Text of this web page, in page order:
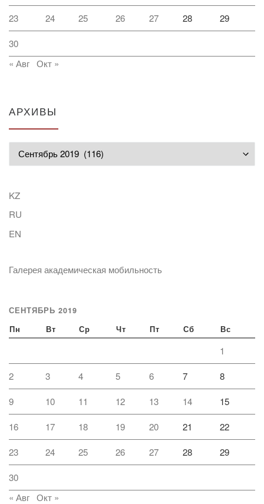
23 24 25 26 27 28 29
30
« Авг Окт »
АРХИВЫ
KZ
RU
EN
Галерея академическая мобильность
СЕНТЯБРЬ 2019
Пн Вт Ср Чт Пт Сб Вс
1
2 3 4 5 6 7 8
9 10 11 12 13 14 15
16 17 18 19 20 21 22
23 24 25 26 27 28 29
30
« Авг Окт »